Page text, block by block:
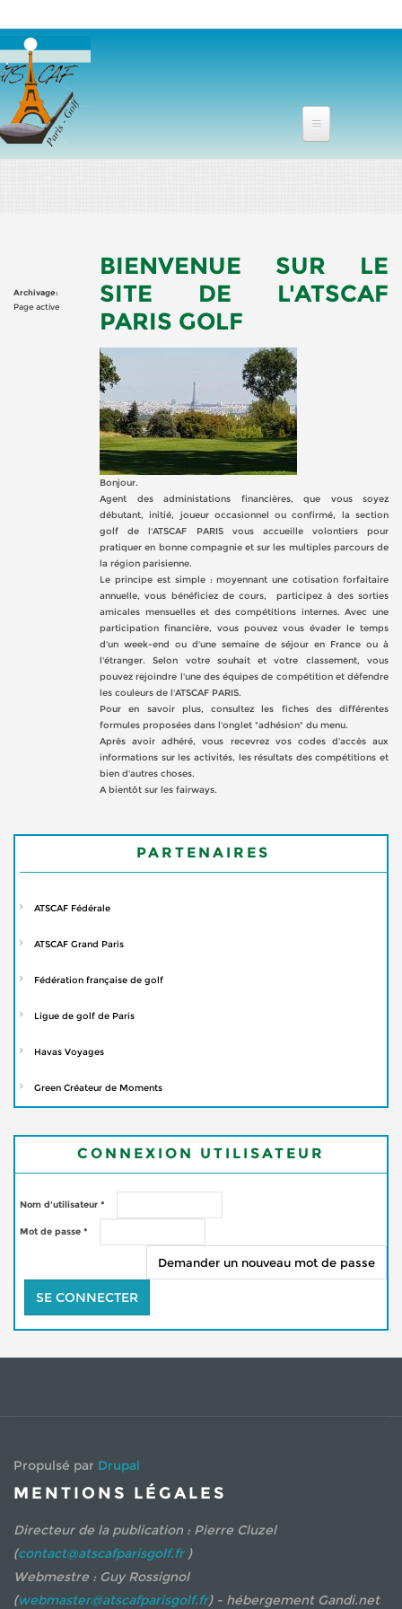
Archivage:
Page active
BIENVENUE SUR LE
SITE DE L'ATSCAF
PARIS GOLF
Bonjour.
Agent des administations financières, que vous soyez
débutant, initié, joueur occasionnel ou confirmé, la section
golf de l'ATSCAF PARIS vous accueille volontiers pour
pratiquer en bonne compagnie et sur les multiples parcours de
la région parisienne.
Le principe est simple : moyennant une cotisation forfaitaire
annuelle, vous bénéficiez de cours, participez à des sorties
amicales mensuelles et des compétitions internes. Avec une
participation financière, vous pouvez vous évader le temps
d'un week-end ou d'une semaine de séjour en France ou à
l'étranger. Selon votre souhait et votre classement, vous
pouvez rejoindre l'une des équipes de compétition et défendre
les couleurs de l'ATSCAF PARIS.
Pour en savoir plus, consultez les fiches des différentes
formules proposées dans l'onglet "adhésion" du menu.
Après avoir adhéré, vous recevrez vos codes d'accès aux
informations sur les activités, les résultats des compétitions et
bien d'autres choses.
A bientôt sur les fairways.
PARTENAIRES
ATSCAF Fédérale
ATSCAF Grand Paris
Fédération française de golf
Ligue de golf de Paris
Havas Voyages
Green Créateur de Moments
CONNEXION UTILISATEUR
Nom d'utilisateur *
Mot de passe *
Demander un nouveau mot de passe
Propulsé par Drupal
MENTIONS LÉGALES
Directeur de la publication : Pierre Cluzel
(contact@atscafparisgolf.fr)
Webmestre : Guy Rossignol
(webmaster@atscafparisgolf.fr) - hébergement Gandi.net